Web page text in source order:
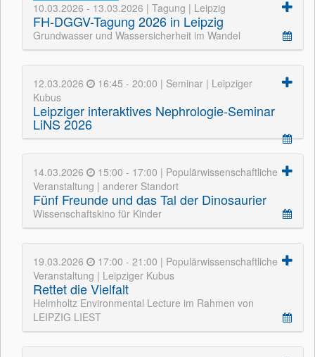
10.03.2026 - 13.03.2026 | Tagung | Leipzig
FH-DGGV-Tagung 2026 in Leipzig
Grundwasser und Wassersicherheit im Wandel
12.03.2026
16:45 - 20:00 | Seminar | Leipziger
Kubus
Leipziger interaktives Nephrologie-Seminar
LiNS 2026
14.03.2026
15:00 - 17:00 | Populärwissenschaftliche
Veranstaltung | anderer Standort
Fünf Freunde und das Tal der Dinosaurier
Wissenschaftskino für Kinder
19.03.2026
17:00 - 21:00 | Populärwissenschaftliche
Veranstaltung | Leipziger Kubus
Rettet die Vielfalt
Helmholtz Environmental Lecture im Rahmen von
LEIPZIG LIEST